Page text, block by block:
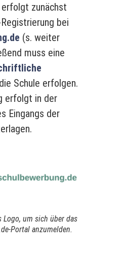
zunächst
bei
(s. weiter
muss eine
Schule erfolgen.
erfolgt in der
Eingangs der
Logo, um sich über das
Portal anzumelden.